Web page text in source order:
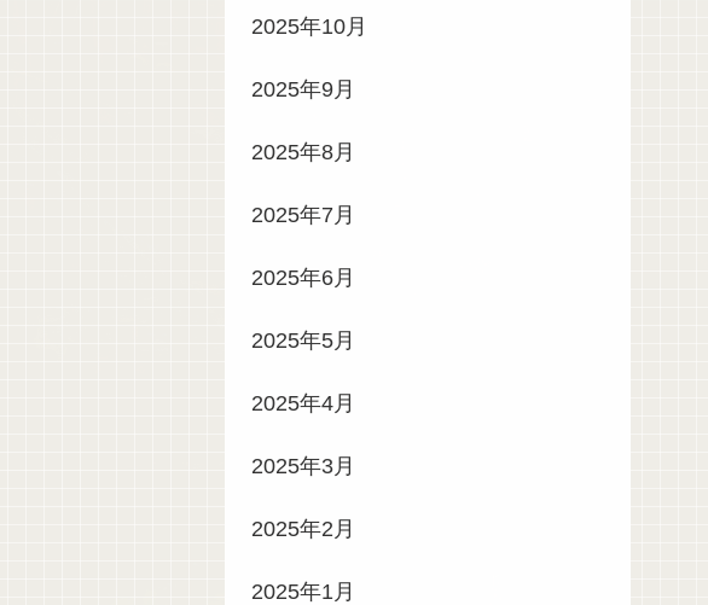
2025年10月
2025年9月
2025年8月
2025年7月
2025年6月
2025年5月
2025年4月
2025年3月
2025年2月
2025年1月